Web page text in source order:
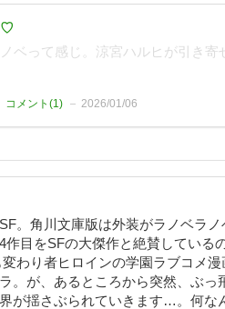
♡
ベって感じ。涼宮ハルヒが引き
コメント(1) 2026/01/06
。角川文庫版は外装がラノベラ
作目をSFの大傑作と絶賛している
わり者ヒロインの学園ラブコメ
。が、あるところから突然、ぶ
が揺さぶられていきます…。何な